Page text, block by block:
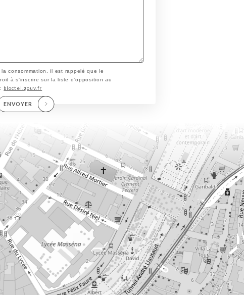
consommation, il est rappelé que le
à s'inscrire sur la liste d'opposition au
bloctel.gouv.fr
ENVOYER